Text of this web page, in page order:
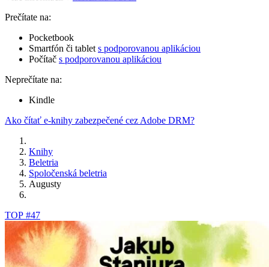
Prečítate na:
Pocketbook
Smartfón či tablet s podporovanou aplikáciou
Počítač s podporovanou aplikáciou
Neprečítate na:
Kindle
Ako čítať e-knihy zabezpečené cez Adobe DRM?
Knihy
Beletria
Spoločenská beletria
Augusty
TOP #47